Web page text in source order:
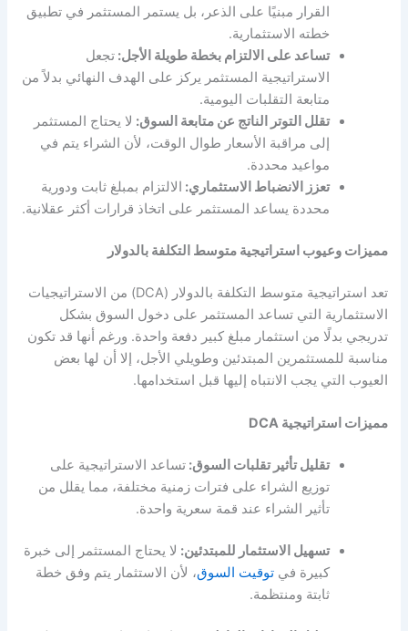
القرار مبنيًا على الذعر، بل يستمر المستثمر في تطبيق
خطته الاستثمارية.
تساعد على الالتزام بخطة طويلة الأجل:تجعل
الاستراتيجية المستثمر يركز على الهدف النهائي بدلاً من
متابعة التقلبات اليومية.
تقلل التوتر الناتج عن متابعة السوق:لا يحتاج المستثمر
إلى مراقبة الأسعار طوال الوقت، لأن الشراء يتم في
مواعيد محددة.
تعزز الانضباط الاستثماري:الالتزام بمبلغ ثابت ودورية
محددة يساعد المستثمر على اتخاذ قرارات أكثر عقلانية.
مميزات وعيوب استراتيجية متوسط التكلفة بالدولار
تعد استراتيجية متوسط التكلفة بالدولار (DCA) من الاستراتيجيات
الاستثمارية التي تساعد المستثمر على دخول السوق بشكل
تدريجي بدلًا من استثمار مبلغ كبير دفعة واحدة. ورغم أنها قد تكون
مناسبة للمستثمرين المبتدئين وطويلي الأجل، إلا أن لها بعض
العيوب التي يجب الانتباه إليها قبل استخدامها.
مميزات استراتيجية DCA
تقليل تأثير تقلبات السوق:تساعد الاستراتيجية على
توزيع الشراء على فترات زمنية مختلفة، مما يقلل من
تأثير الشراء عند قمة سعرية واحدة.
تسهيل الاستثمار للمبتدئين:لا يحتاج المستثمر إلى خبرة
كبيرة في توقيت السوق، لأن الاستثمار يتم وفق خطة
ثابتة ومنتظمة.